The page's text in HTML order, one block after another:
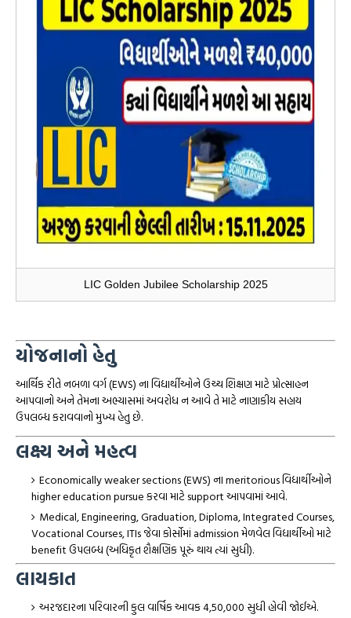
LIC Golden Jubilee Scholarship 2025
યોજનાનો હેતુ
આર્થિક રીતે નબળા વર્ગ (EWS) ના વિદ્યાર્થીઓને ઉચ્ચ શિક્ષણ માટે પ્રોત્સાહન
આપવાનો અને તેમના અભ્યાસમાં અવરોધ ન આવે તે માટે નાણાકીય સહાય
ઉપલબ્ધ કરાવવાનો મુખ્ય હેતુ છે.
લક્ષ્ય અને મહત્વ
Economically weaker sections (EWS) ના meritorious વિદ્યાર્થીઓને
higher education pursue કરવા માટે support આપવામાં આવે.
Medical, Engineering, Graduation, Diploma, Integrated Courses,
Vocational Courses, ITIs જેવા કોર્સોમાં admission મેળવેલ વિદ્યાર્થીઓ માટે
benefit ઉપલબ્ધ (અધિકૃત શૈક્ષણિક પૂરું થાય ત્યાં સુધી).
લાયકાત
અરજદારના પરિવારની કુલ વાર્ષિક આવક ₹4,50,000 સુધી હોવી જોઈએ.